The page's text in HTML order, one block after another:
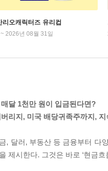
오캐릭터즈 유리컵
2026년 08월 31일
달 1천만 원이 입금된다면?
리지, 미국 배당귀족주까지,
, 달러, 부동산 등 금융부터 다
제시한다. 그것은 바로 ‘현금